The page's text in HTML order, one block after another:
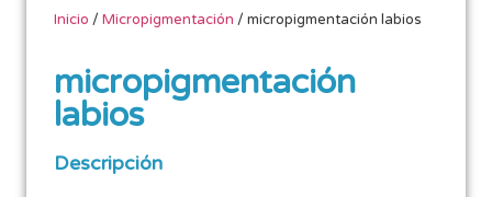
Inicio /Micropigmentación / micropigmentación labios
micropigmentación
labios
Descripción